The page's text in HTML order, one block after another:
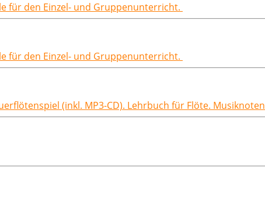
für den Einzel- und Gruppenunterricht.
für den Einzel- und Gruppenunterricht.
(inkl. MP3-CD). Lehrbuch für Flöte. Musiknoten